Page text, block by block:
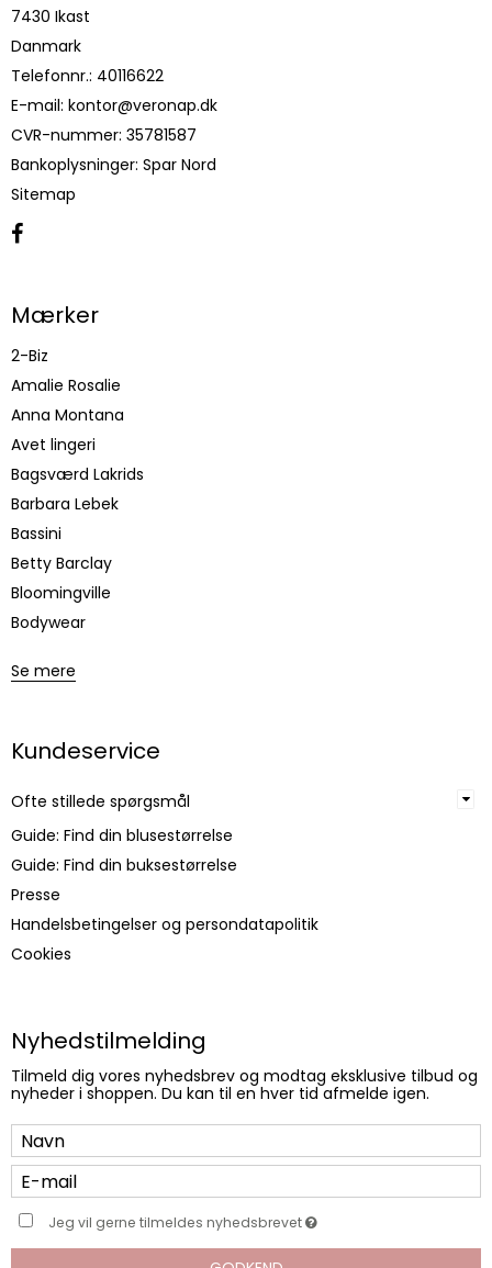
7430 Ikast
Danmark
Telefonnr.: 40116622
E-mail: kontor@veronap.dk
CVR-nummer: 35781587
Bankoplysninger: Spar Nord
Sitemap
Mærker
2-Biz
Amalie Rosalie
Anna Montana
Avet lingeri
Bagsværd Lakrids
Barbara Lebek
Bassini
Betty Barclay
Bloomingville
Bodywear
Se mere
Kundeservice
Ofte stillede spørgsmål
Guide: Find din blusestørrelse
Guide: Find din buksestørrelse
Presse
Handelsbetingelser og persondatapolitik
Cookies
Nyhedstilmelding
Tilmeld dig vores nyhedsbrev og modtag eksklusive tilbud og
nyheder i shoppen. Du kan til en hver tid afmelde igen.
Jeg vil gerne tilmeldes nyhedsbrevet